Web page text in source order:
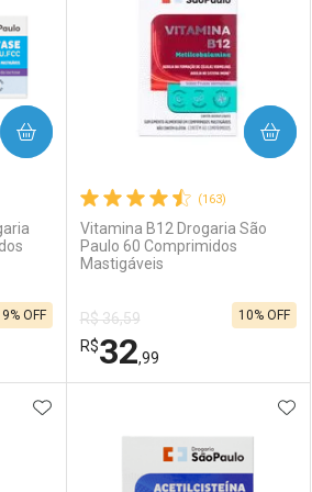
OFF
(163)
Vitamina B12 Drogaria São
Paulo 60 Comprimidos
Mastigáveis
R$ 36,59
R$32,99
10% OFF
COMPRAR
Laboratório
Por Menos
ADICIONAR AOS FAVORITOS